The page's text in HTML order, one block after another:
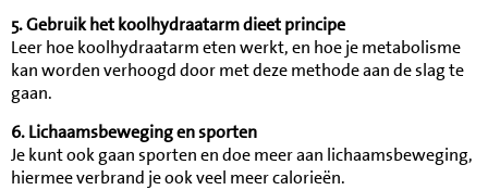
5. Gebruik het koolhydraatarm dieet principe
Leer hoe koolhydraatarm eten werkt, en hoe je metabolisme
kan worden verhoogd door met deze methode aan de slag te
gaan.
6. Lichaamsbeweging en sporten
Je kunt ook gaan sporten en doe meer aan lichaamsbeweging,
hiermee verbrand je ook veel meer calorieën.